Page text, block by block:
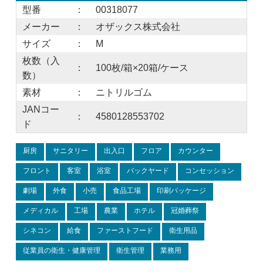
型番 ：
00318077
メーカー
：
オザックス株式会社
サイズ
：
M
枚数（入
数）
： 100枚/箱×20箱/ケース
素材 ：
ニトリルゴム
JANコー
ド
： 4580128553702
厨房 サニタリー 出入口 フロア カウンター
フロント 客室 浴室 バックヤード コンセッション
劇場 外食 小売 食品工場 印刷パッケージ
メディカル 工場 農業 ホテル 冠婚葬祭
シネコン 給食 ファーストフード 衛生用品
従業員の衛生・健康管理 衛生管理 業務用